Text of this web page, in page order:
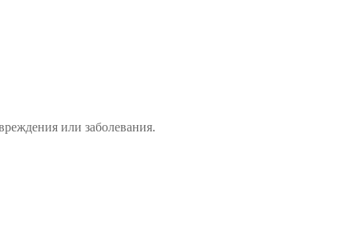
или заболевания.